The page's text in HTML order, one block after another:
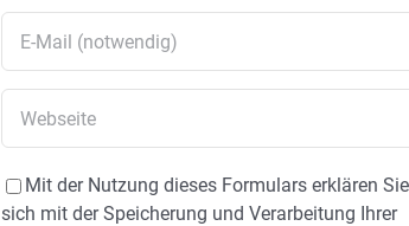
Mit der Nutzung dieses Formulars erklären Sie
sich mit der Speicherung und Verarbeitung Ihrer